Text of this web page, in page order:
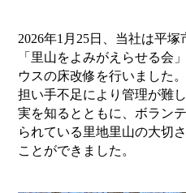
2026年1月25日、当社は平
「里山をよみがえらせる会
ウスの床改修を行いました。
担い手不足により管理が難
実を知るとともに、ボラン
られている里地里山の大切
ことができました。